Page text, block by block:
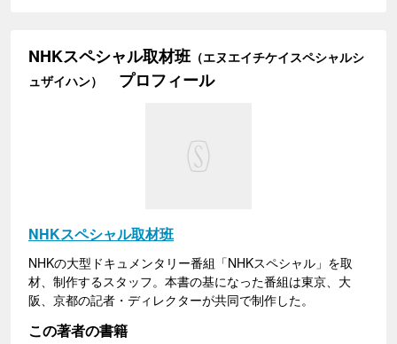
NHKスペシャル取材班（エヌエイチケイスペシャルシ
ュザイハン）
プロフィール
NHKスペシャル取材班
NHKの大型ドキュメンタリー番組「NHKスペシャル」を取
材、制作するスタッフ。本書の基になった番組は東京、大
阪、京都の記者・ディレクターが共同で制作した。
この著者の書籍